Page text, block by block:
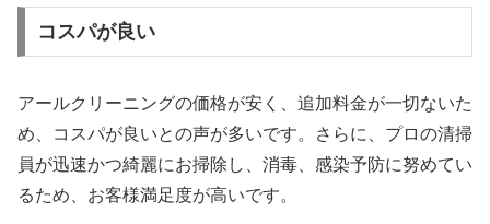
コスパが良い
アールクリーニングの価格が安く、追加料金が一切ないた
め、コスパが良いとの声が多いです。さらに、プロの清掃
員が迅速かつ綺麗にお掃除し、消毒、感染予防に努めてい
るため、お客様満足度が高いです。